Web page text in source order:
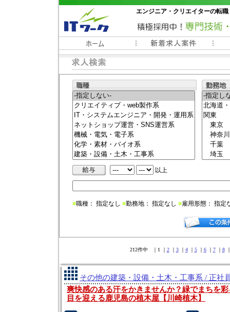
エンジニア・クリエイターの転
常時3000件以上の求人情報掲載中
以上
■職種： 指定なし ■勤務地： 指定なし ■雇用形態： 指定
212件中 ｜1 ｜ 2｜ 3｜ 4｜ 5｜ 6｜ 7｜ 8
その他の建築・設備・土木・工事系 / 正社
爽快感のある汗をかきませんか？緑でまちを
目を迎える鹿児島の植木屋【川崎植木】